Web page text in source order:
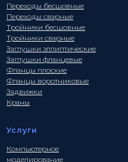
Переходы бесшовные
Переходы сварные
Тройники бесшовные
Тройники сварные
Заглушки эллиптические
Заглушки фланцевые
Фланцы плоские
Фланцы воротниковые
Задвижки
Краны
Услуги
Компьютерное
моделирование